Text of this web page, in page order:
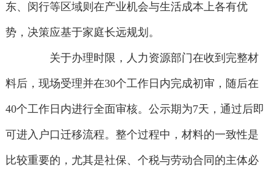
东、闵行等区域则在产业机会与生活成本上各有优
势，决策应基于家庭长远规划。
关于办理时限，人力资源部门在收到完整材
料后，现场受理并在30个工作日内完成初审，随后在
40个工作日内进行全面审核。公示期为7天，通过后即
可进入户口迁移流程。整个过程中，材料的一致性是
比较重要的，尤其是社保、个税与劳动合同的主体必